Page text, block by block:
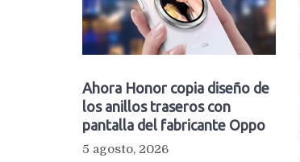
Ahora Honor copia diseño de
los anillos traseros con
pantalla del fabricante Oppo
5 agosto, 2026